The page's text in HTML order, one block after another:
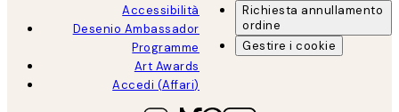
Accessibilità
Desenio Ambassador
Programme
Art Awards
Accedi (Affari)
Richiesta annullamento
ordine
Gestire i cookie